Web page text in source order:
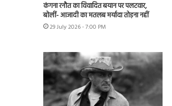
कंगना रनौत का विवादित बयान पर पलटवार,
बोलीं- आजादी का मतलब मर्यादा तोड़ना नहीं
29 July 2026 - 7:00 PM